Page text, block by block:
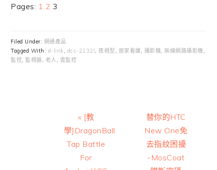
Pages: Page
1 Page
2 Page
3
Filed Under: 網通產品
Tagged With: d-link, dcs-2132l,夜視型 , 居家看護, 攝影機,無線網路攝影機,
監控, 監視器, 老人, 雲監控
Previous
Post:
« [教
學]DragonBall
Tap Battle
For
Next
Post:
替你的HTC
New One免
去指紋困擾
-MosCoat